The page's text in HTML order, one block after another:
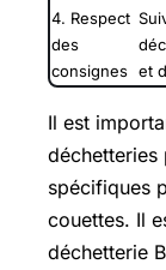
4. Respect
des
consignes et
Il est
déchetteries
spécifiques
couettes. Il
déchetterie